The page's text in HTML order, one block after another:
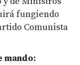
fungiendo
Comunista
mando: